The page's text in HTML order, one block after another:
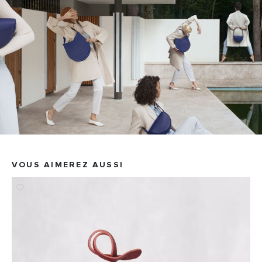
VOUS AIMEREZ AUSSI